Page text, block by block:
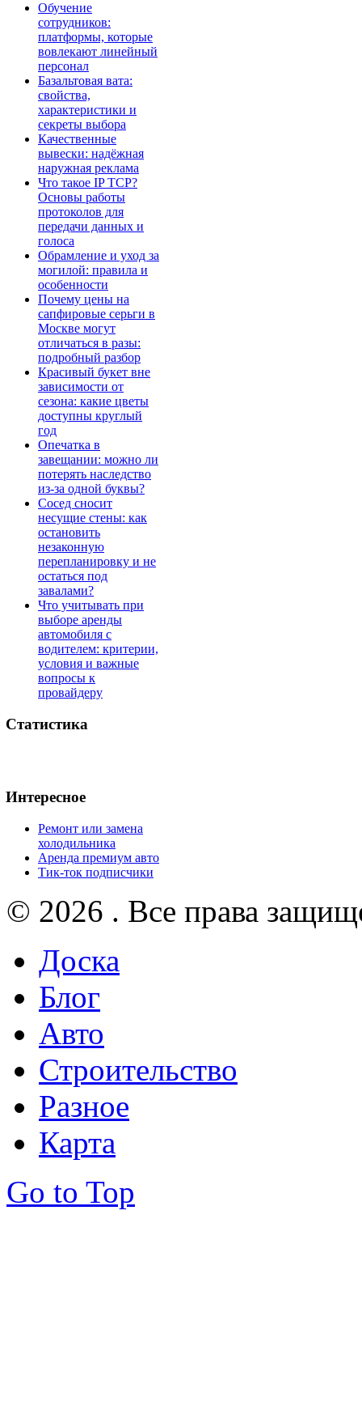
Обучение
сотрудников:
платформы, которые
вовлекают линейный
персонал
Базальтовая вата:
свойства,
характеристики и
секреты выбора
Качественные
вывески: надёжная
наружная реклама
Что такое IP TCP?
Основы работы
протоколов для
передачи данных и
голоса
Обрамление и уход за
могилой: правила и
особенности
Почему цены на
сапфировые серьги в
Москве могут
отличаться в разы:
подробный разбор
Красивый букет вне
зависимости от
сезона: какие цветы
доступны круглый
год
Опечатка в
завещании: можно ли
потерять наследство
из-за одной буквы?
Сосед сносит
несущие стены: как
остановить
незаконную
перепланировку и не
остаться под
завалами?
Что учитывать при
выборе аренды
автомобиля с
водителем: критерии,
условия и важные
вопросы к
провайдеру
Статистика
Интересное
Ремонт или замена
холодильника
Аренда премиум авто
Тик-ток подписчики
© 2026 . Все права
Доска
Блог
Авто
Строительство
Разное
Карта
Go to Top